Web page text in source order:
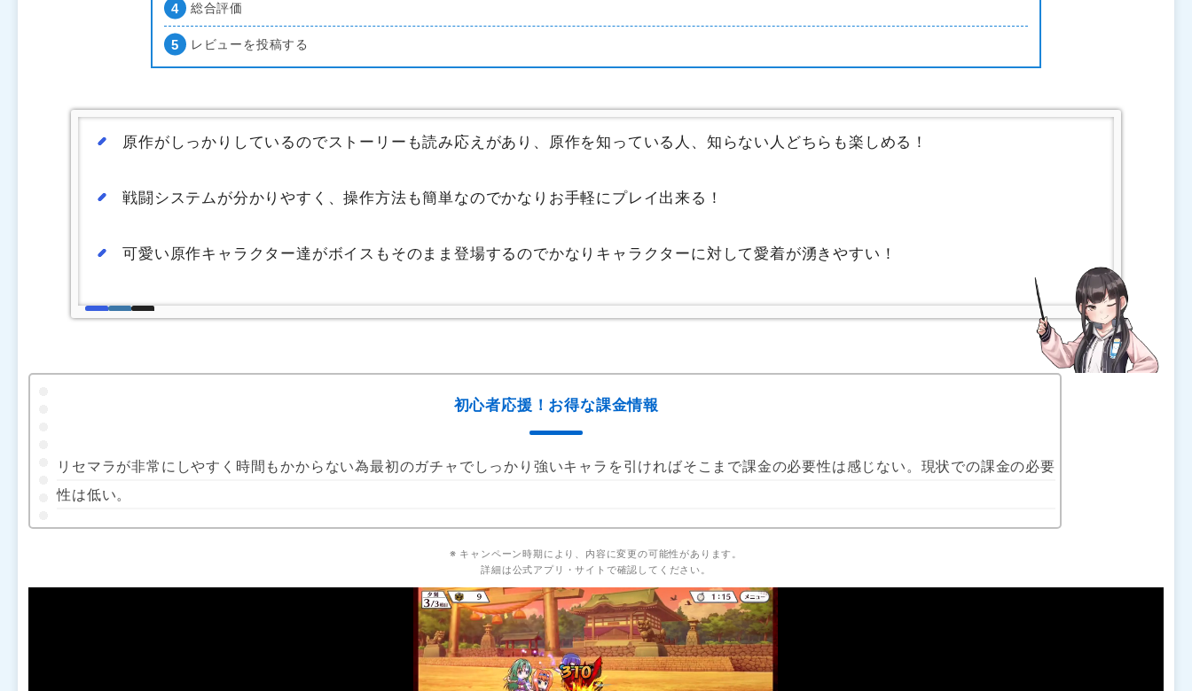
総合評価
レビューを投稿する
原作がしっかりしているのでストーリーも読み応えがあり、原作を知っている人、知らない人どちらも楽しめる！
戦闘システムが分かりやすく、操作方法も簡単なのでかなりお手軽にプレイ出来る！
可愛い原作キャラクター達がボイスもそのまま登場するのでかなりキャラクターに対して愛着が湧きやすい！
初心者応援！お得な課金情報
リセマラが非常にしやすく時間もかからない為最初のガチャでしっかり強いキャラを引ければそこまで課金の必要性は感じない。現状での課金の必要
性は低い。
※ キャンペーン時期により、内容に変更の可能性があります。
詳細は公式アプリ・サイトで確認してください。